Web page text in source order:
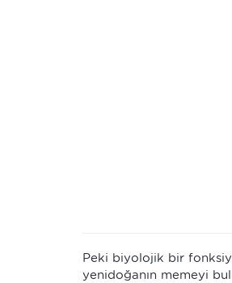
Peki biyolojik bir
yenidoğanın memeyi